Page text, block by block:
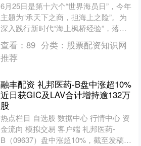
6月25日是第十六个“世界海员日”，今年
主题为“承天下之商，担海上之险”。为
深入践行新时代“海上枫桥经验”，落实
水上一站式多元解纷工作要求，优化崇
明辖区船舶营商....
查看： 89 分类： 股票配资知识网
推荐
融丰配资 礼邦医药-B盘中涨超10%
近日获GIC及LAV合计增持逾132万
股
热点栏目 自选股 数据中心 行情中心 资
金流向 模拟交易 客户端 礼邦医药-
B（09637）盘中涨超10%，截至发稿，